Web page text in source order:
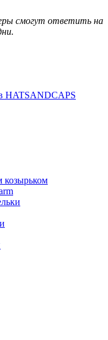
смогут ответить на
козырьком